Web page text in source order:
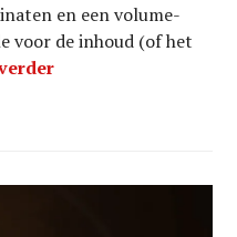
en een volume-
voor de inhoud (of het
De afleiding van het